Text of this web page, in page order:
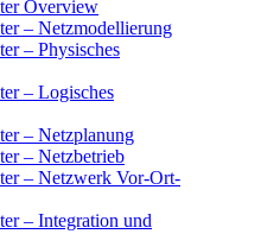
Overview
– Netzmodellierung
– Physisches
– Logisches
– Netzplanung
– Netzbetrieb
– Netzwerk Vor-Ort-
– Integration und